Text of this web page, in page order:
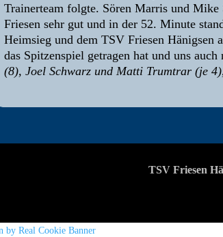
Trainerteam folgte. Sören Marris und
Friesen sehr gut und in der 52. Minute
Heimsieg und dem TSV Friesen Hänigsen
das Spitzenspiel getragen hat und uns
(8), Joel Schwarz und Matti Trumtrar (je
TSV Friesen
by Real Cookie Banner